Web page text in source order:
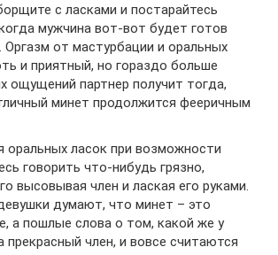
с ласками и постарайтесь
мужчина вот-вот будет готов
Оргазм от мастурбации и оральных
и приятный, но гораздо больше
ощущений партнер получит тогда,
минет продолжится фееричным
оральных ласок при возможности
говорить что-нибудь грязно,
высовывая член и лаская его руками.
думают, что минет – это
а пошлые слова о том, какой же у
прекрасный член, и вовсе считаются